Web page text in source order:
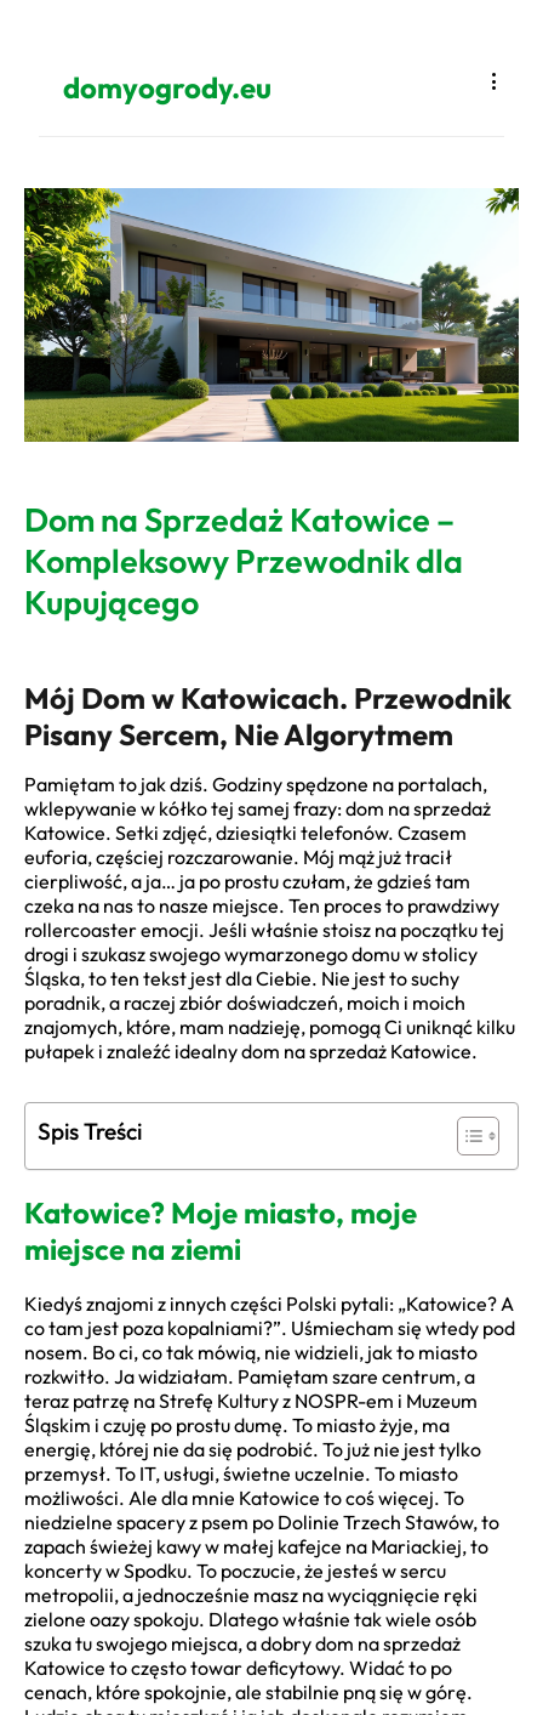
domyogrody.eu
Dom na Sprzedaż Katowice –
Kompleksowy Przewodnik dla
Kupującego
Mój Dom w Katowicach. Przewodnik
Pisany Sercem, Nie Algorytmem
Pamiętam to jak dziś. Godziny spędzone na portalach,
wklepywanie w kółko tej samej frazy: dom na sprzedaż
Katowice. Setki zdjęć, dziesiątki telefonów. Czasem
euforia, częściej rozczarowanie. Mój mąż już tracił
cierpliwość, a ja… ja po prostu czułam, że gdzieś tam
czeka na nas to nasze miejsce. Ten proces to prawdziwy
rollercoaster emocji. Jeśli właśnie stoisz na początku tej
drogi i szukasz swojego wymarzonego domu w stolicy
Śląska, to ten tekst jest dla Ciebie. Nie jest to suchy
poradnik, a raczej zbiór doświadczeń, moich i moich
znajomych, które, mam nadzieję, pomogą Ci uniknąć kilku
pułapek i znaleźć idealny dom na sprzedaż Katowice.
Spis Treści
Katowice? Moje miasto, moje
miejsce na ziemi
Kiedyś znajomi z innych części Polski pytali: „Katowice? A
co tam jest poza kopalniami?”. Uśmiecham się wtedy pod
nosem. Bo ci, co tak mówią, nie widzieli, jak to miasto
rozkwitło. Ja widziałam. Pamiętam szare centrum, a
teraz patrzę na Strefę Kultury z NOSPR-em i Muzeum
Śląskim i czuję po prostu dumę. To miasto żyje, ma
energię, której nie da się podrobić. To już nie jest tylko
przemysł. To IT, usługi, świetne uczelnie. To miasto
możliwości. Ale dla mnie Katowice to coś więcej. To
niedzielne spacery z psem po Dolinie Trzech Stawów, to
zapach świeżej kawy w małej kafejce na Mariackiej, to
koncerty w Spodku. To poczucie, że jesteś w sercu
metropolii, a jednocześnie masz na wyciągnięcie ręki
zielone oazy spokoju. Dlatego właśnie tak wiele osób
szuka tu swojego miejsca, a dobry dom na sprzedaż
Katowice to często towar deficytowy. Widać to po
cenach, które spokojnie, ale stabilnie pną się w górę.